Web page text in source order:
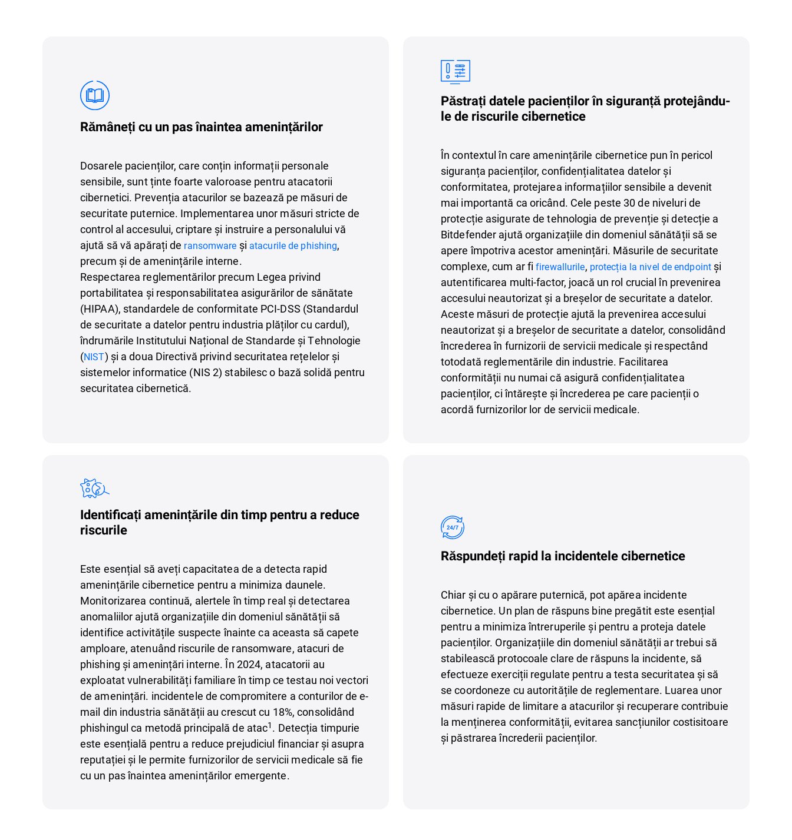
Rămâneți cu un pas înaintea amenințărilor
Dosarele pacienților, care conțin informații personale
sensibile, sunt ținte foarte valoroase pentru atacatorii
cibernetici. Prevenția atacurilor se bazează pe măsuri de
securitate puternice. Implementarea unor măsuri stricte de
control al accesului, criptare și instruire a personalului vă
ajută să vă apărați de ransomware și atacurile de phishing,
precum și de amenințările interne.
Respectarea reglementărilor precum Legea privind
portabilitatea și responsabilitatea asigurărilor de sănătate
(HIPAA), standardele de conformitate PCI-DSS (Standardul
de securitate a datelor pentru industria plăților cu cardul),
îndrumările Institutului Național de Standarde și Tehnologie
(NIST) și a doua Directivă privind securitatea rețelelor și
sistemelor informatice (NIS 2) stabilesc o bază solidă pentru
securitatea cibernetică.
Păstrați datele pacienților în siguranță protejându-
le de riscurile cibernetice
În contextul în care amenințările cibernetice pun în pericol
siguranța pacienților, confidențialitatea datelor și
conformitatea, protejarea informațiilor sensibile a devenit
mai importantă ca oricând. Cele peste 30 de niveluri de
protecție asigurate de tehnologia de prevenție și detecție a
Bitdefender ajută organizațiile din domeniul sănătății să se
apere împotriva acestor amenințări. Măsurile de securitate
complexe, cum ar fifirewallurile, protecția la nivel de endpoint și
autentificarea multi-factor, joacă un rol crucial în prevenirea
accesului neautorizat și a breșelor de securitate a datelor.
Aceste măsuri de protecție ajută la prevenirea accesului
neautorizat și a breșelor de securitate a datelor, consolidând
încrederea în furnizorii de servicii medicale și respectând
totodată reglementările din industrie. Facilitarea
conformității nu numai că asigură confidențialitatea
pacienților, ci întărește și încrederea pe care pacienții o
acordă furnizorilor lor de servicii medicale.
Identificați amenințările din timp pentru a reduce
riscurile
Este esențial să aveți capacitatea de a detecta rapid
amenințările cibernetice pentru a minimiza daunele.
Monitorizarea continuă, alertele în timp real și detectarea
anomaliilor ajută organizațiile din domeniul sănătății să
identifice activitățile suspecte înainte ca aceasta să capete
amploare, atenuând riscurile de ransomware, atacuri de
phishing și amenințări interne. În 2024, atacatorii au
exploatat vulnerabilități familiare în timp ce testau noi vectori
de amenințări. incidentele de compromitere a conturilor de e-
mail din industria sănătății au crescut cu 18%, consolidând
phishingul ca metodă principală de atac1 . Detecția timpurie
este esențială pentru a reduce prejudiciul financiar și asupra
reputației și le permite furnizorilor de servicii medicale să fie
cu un pas înaintea amenințărilor emergente.
Răspundeți rapid la incidentele cibernetice
Chiar și cu o apărare puternică, pot apărea incidente
cibernetice. Un plan de răspuns bine pregătit este esențial
pentru a minimiza întreruperile și pentru a proteja datele
pacienților. Organizațiile din domeniul sănătății ar trebui să
stabilească protocoale clare de răspuns la incidente, să
efectueze exerciții regulate pentru a testa securitatea și să
se coordoneze cu autoritățile de reglementare. Luarea unor
măsuri rapide de limitare a atacurilor și recuperare contribuie
la menținerea conformității, evitarea sancțiunilor costisitoare
și păstrarea încrederii pacienților.